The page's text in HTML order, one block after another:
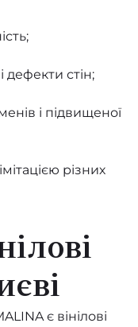
Masters
дефекти стін;
і підвищеної
різних
є вінілові